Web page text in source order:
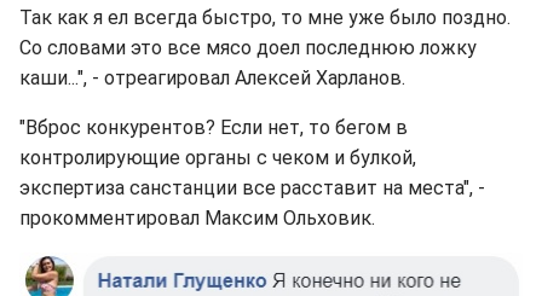
Так как я ел всегда быстро, то мне уже было поздно.
Со словами это все мясо доел последнюю ложку
каши...", - отреагировал Алексей Харланов.
"Вброс конкурентов? Если нет, то бегом в
контролирующие органы с чеком и булкой,
экспертиза санстанции все расставит на места", -
прокомментировал Максим Ольховик.